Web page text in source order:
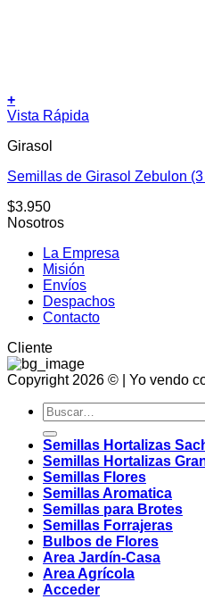
+
Vista Rápida
Girasol
Semillas de Girasol Zebulon
$3.950
Nosotros
La Empresa
Misión
Envíos
Despachos
Contacto
Cliente
Copyright 2026 © | Yo vendo
Buscar
por:
Semillas Hortalizas
Semillas Hortalizas
Semillas Flores
Semillas Aromatica
Semillas para Brotes
Semillas Forrajeras
Bulbos de Flores
Area Jardín-Casa
Area Agrícola
Acceder